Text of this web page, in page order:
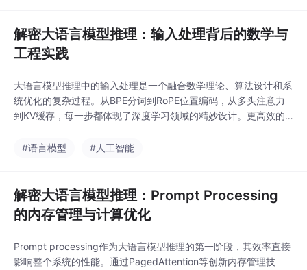
解密大语言模型推理：输入处理背后的数学与
工程实践
大语言模型推理中的输入处理是一个融合数学理论、算法设计和系
统优化的复杂过程。从BPE分词到RoPE位置编码，从多头注意力
到KV缓存，每一步都体现了深度学习领域的精妙设计。更高效的
计算复杂度从On2O(n^2)On2降至OnO(n)On硬件感知优化：针对
#语言模型 #人工智能
解密大语言模型推理：Prompt Processing
的内存管理与计算优化
Prompt processing作为大语言模型推理的第一阶段，其效率直接
影响整个系统的性能。通过PagedAttention等创新内存管理技